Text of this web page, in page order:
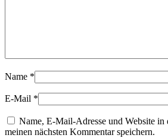
Name *
E-Mail *
Name, E-Mail-Adresse und Website in
meinen nächsten Kommentar speichern.